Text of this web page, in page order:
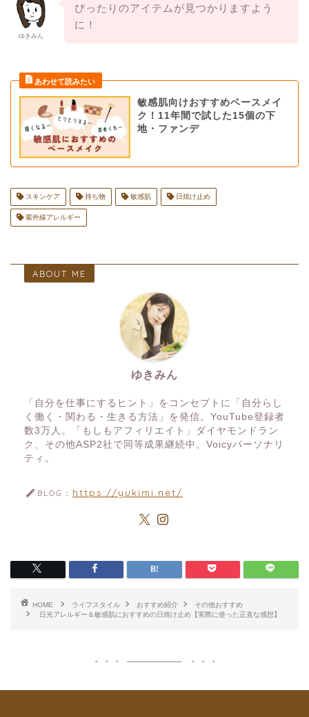
ゆきみん
ぴったりのアイテムが見つかりますよう
に！
敏感肌向けおすすめベースメイ
ク！11年間で試した15個の下
地・ファンデ
スキンケア 持ち物 敏感肌 日焼け止め
紫外線アレルギー
ABOUT ME
ゆきみん
「自分を仕事にするヒント」をコンセプトに「自分らし
く働く・関わる・生きる方法」を発信。YouTube登録者
数3万人。「もしもアフィリエイト」ダイヤモンドラン
ク、その他ASP2社で同等成果継続中。Voicyパーソナリ
ティ。
BLOG： https://yukimi.net/
HOME ライフスタイル おすすめ紹介
その他おすすめ
日光アレルギー＆敏感肌におすすめの日焼け止め【実際に使った正直な感想】